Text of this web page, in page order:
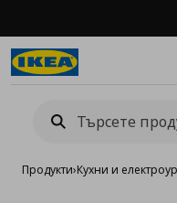
Продукти›Кухни и